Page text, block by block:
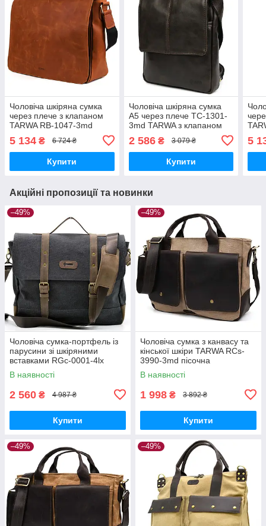
Чоловіча шкіряна сумка
через плече з клапаном
TARWA RB-1047-3md
5 134 ₴ 6 724 ₴
Купити
Чоловіча шкіряна сумка
A5 через плече TC-1301-
3md TARWA з клапаном
2 586₴ 3 079 ₴
Купити
5
Акційні пропозиції та новинки
–49%
Чоловіча сумка-портфель із
парусини зі шкіряними
вставками RGc-0001-4lx
бренда TARWA
В наявності
2 560 ₴ 4 987 ₴
Купити
–49%
Чоловіча сумка з канвасу та
кінської шкіри TARWA RCs-
3990-3md пісочна
В наявності
1 998 ₴ 3 892 ₴
Купити
–49% –49%